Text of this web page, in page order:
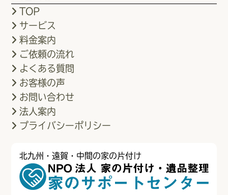
北九州・遠賀・中間の家の片付け
TOP
サービス
料金案内
ご依頼の流れ
よくある質問
お客様の声
お問い合わせ
法人案内
プライバシーポリシー